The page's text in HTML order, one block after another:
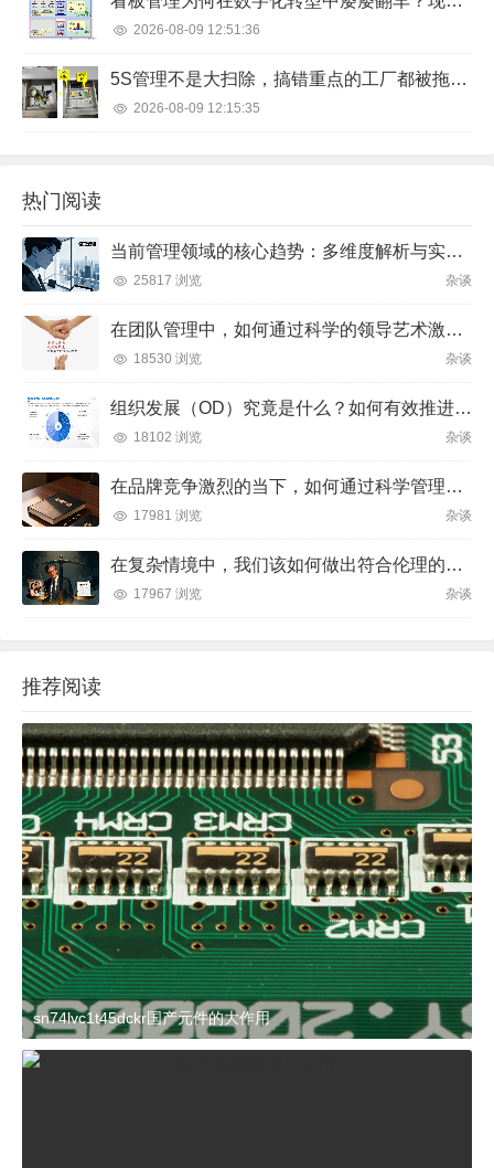
2026-08-09 12:51:36
5S管理不是大扫除，搞错重点的工厂都被拖垮了
2026-08-09 12:15:35
热门阅读
当前管理领域的核心趋势：多维度解析与实践方向
25817 浏览 杂谈
在团队管理中，如何通过科学的领导艺术激发成员潜力并实现目标？
18530 浏览 杂谈
组织发展（OD）究竟是什么？如何有效推进并解决企业管理难题？
18102 浏览 杂谈
在品牌竞争激烈的当下，如何通过科学管理让品牌成为消费者心中不可替代的存在？
17981 浏览 杂谈
在复杂情境中，我们该如何做出符合伦理的决策？
17967 浏览 杂谈
推荐阅读
sn74lvc1t45dckr国产元件的大作用